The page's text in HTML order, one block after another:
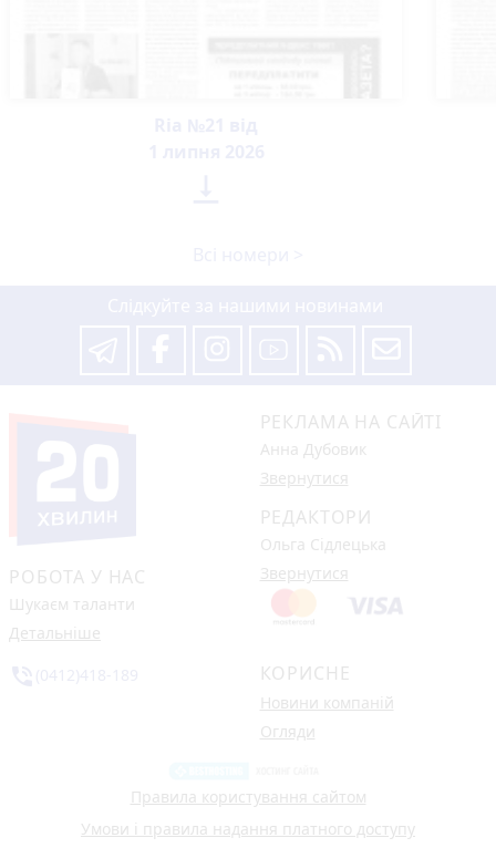
РОБОТА У НАС
Шукаєм таланти
Детальніше
РЕКЛАМА НА САЙТІ
Анна Дубовик
Звернутися
РЕДАКТОРИ
Ольга Сідлецька
Звернутися
КОРИСНЕ
Новини компаній
Огляди
Правила користування сайтом
Умови і правила надання платного доступу